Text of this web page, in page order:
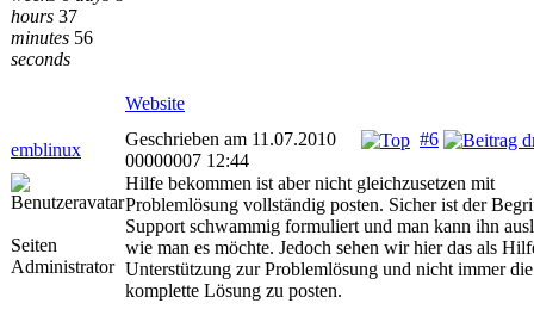
hours 37
minutes 56
seconds
Website
emblinux
#6
Geschrieben am 11.07.2010
00000007 12:44
Seiten
Administrator
Hilfe bekommen ist aber nicht gleichzusetzen mit
Problemlösung vollständig posten. Sicher ist der
Support schwammig formuliert und man kann ihn
wie man es möchte. Jedoch sehen wir hier das als
Unterstützung zur Problemlösung und nicht immer die
komplette Lösung zu posten.